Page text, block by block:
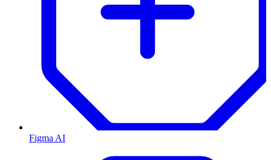
Figma AI